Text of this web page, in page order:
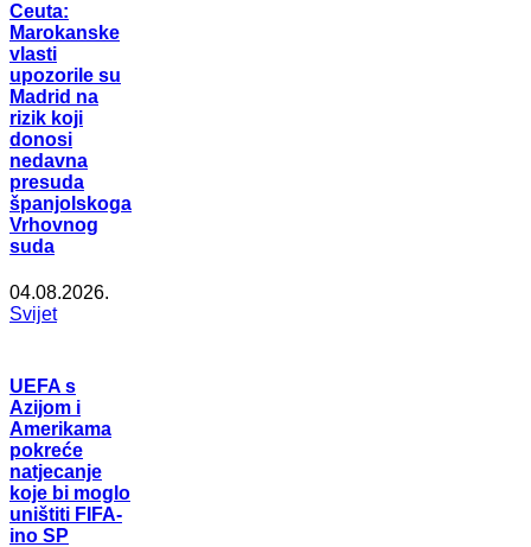
Ceuta:
Marokanske
vlasti
upozorile su
Madrid na
rizik koji
donosi
nedavna
presuda
španjolskoga
Vrhovnog
suda
04.08.2026.
Svijet
UEFA s
Azijom i
Amerikama
pokreće
natjecanje
koje bi moglo
uništiti FIFA-
ino SP